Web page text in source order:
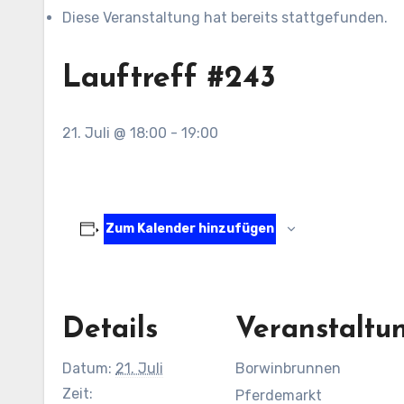
Diese Veranstaltung hat bereits stattgefunden.
Lauftreff #243
21. Juli @ 18:00 - 19:00
Zum Kalender hinzufügen
Details
Datum: 21. Juli
Zeit:
Borwinbrunnen
Pferdemarkt